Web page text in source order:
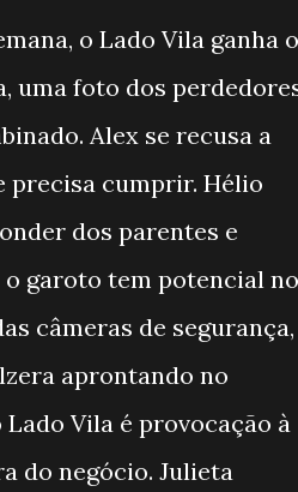
o Lado Vila ganha o
uma foto dos
Alex se recusa a
precisa cumprir. Hélio
dos parentes e
o garoto tem potencial
câmeras de segurança,
aprontando no
Vila é provocação à
do negócio. Julieta